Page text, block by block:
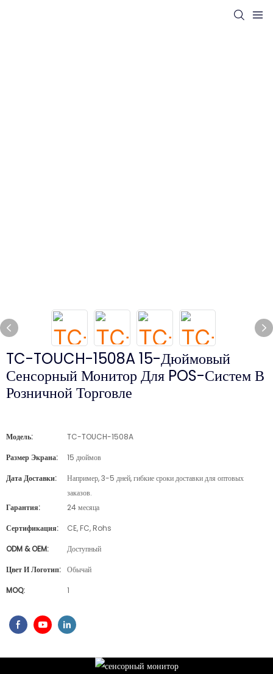
TC-TOUCH-1508A 15-Дюймовый
Сенсорный Монитор Для POS-Систем В
Розничной Торговле
Модель:
TC-TOUCH-1508A
Размер Экрана:
15 дюймов
Дата Доставки:
Например, 3-5 дней, гибкие сроки доставки для оптовых
заказов.
Гарантия:
24 месяца
Сертификация:
CE, FC, Rohs
ODM & OEM:
Доступный
Цвет И Логотип: Обычай
MOQ:
1